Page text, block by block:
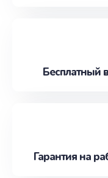
Бесплатный
Гарантия на